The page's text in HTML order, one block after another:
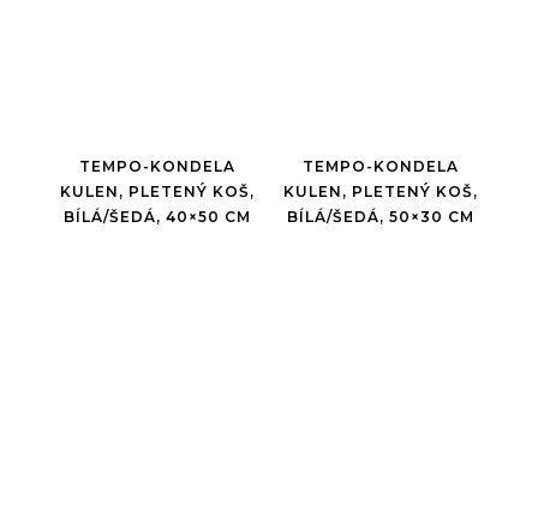
TEMPO-KONDELA
KULEN, PLETENÝ KOŠ,
BÍLÁ/ŠEDÁ, 40×50 CM
TEMPO-KONDELA
KULEN, PLETENÝ KOŠ,
BÍLÁ/ŠEDÁ, 50×30 CM